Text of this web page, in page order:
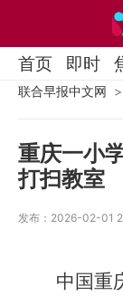
首页 即时
联合早报中文网
重庆一小
打扫教室
发布：2026-02-01
中国重